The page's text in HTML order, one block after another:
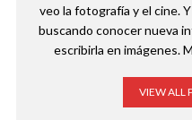
veo la fotografía y el cine.
buscando conocer nueva
escribirla en imágenes.
VIEW ALL